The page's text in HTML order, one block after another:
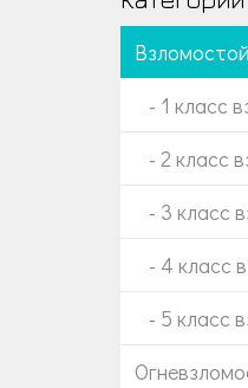
- 1 класс
- 2 класс
- 3 класс
- 4 класс
- 5 класс